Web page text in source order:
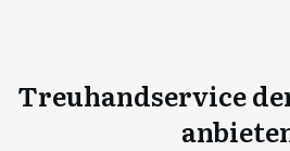
Treuhandservice